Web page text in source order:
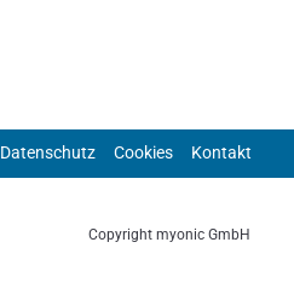
Datenschutz Cookies Kontakt
Copyright myonic GmbH